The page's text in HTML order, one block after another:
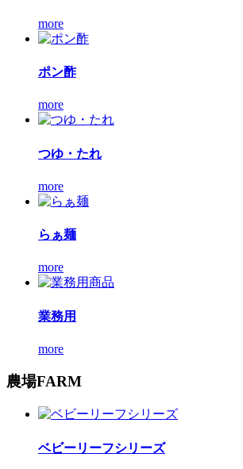
more
ポン酢
more
つゆ・たれ
more
らぁ麺
more
業務用
more
農場FARM
ベビーリーフシリーズ